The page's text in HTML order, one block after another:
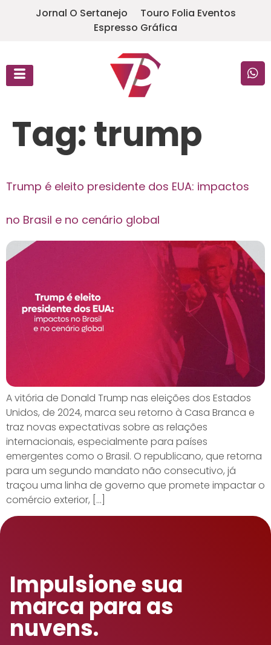
Jornal O Sertanejo
Touro Folia Eventos
Espresso Gráfica
Tag:trump
Trump é eleito presidente dos EUA: impactos
no Brasil e no cenário global
A vitória de Donald Trump nas eleições dos Estados
Unidos, de 2024, marca seu retorno à Casa Branca e
traz novas expectativas sobre as relações
internacionais, especialmente para países
emergentes como o Brasil. O republicano, que retorna
para um segundo mandato não consecutivo, já
traçou uma linha de governo que promete impactar o
comércio exterior, […]
Impulsione sua
marca para as
nuvens.